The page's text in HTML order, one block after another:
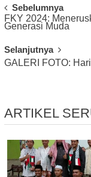
Post
Navigation
Sebelumnya
FKY 2024:
Generasi Muda
Selanjutnya
GALERI FOTO:
ARTIKEL